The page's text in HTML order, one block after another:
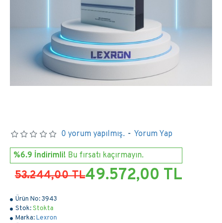
Ürün No:3943
Stok:Stokta
Marka:Lexron
0 yorum yapılmış. - Yorum Yap
%6.9 İndirimli! Bu fırsatı kaçırmayın.
53.244,00 TL49.572,00 TL